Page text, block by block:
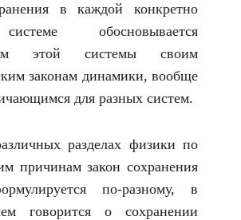
в каждой конкретно
обосновывается
этой системы своим
законам динамики, вообще
для разных систем.
разделах физики по
причинам закон сохранения
по-разному, в
говорится о сохранении